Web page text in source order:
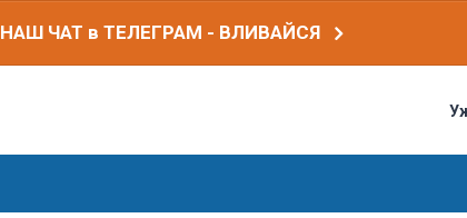
НАШ ЧАТ в ТЕЛЕГРАМ - ВЛИВАЙСЯ